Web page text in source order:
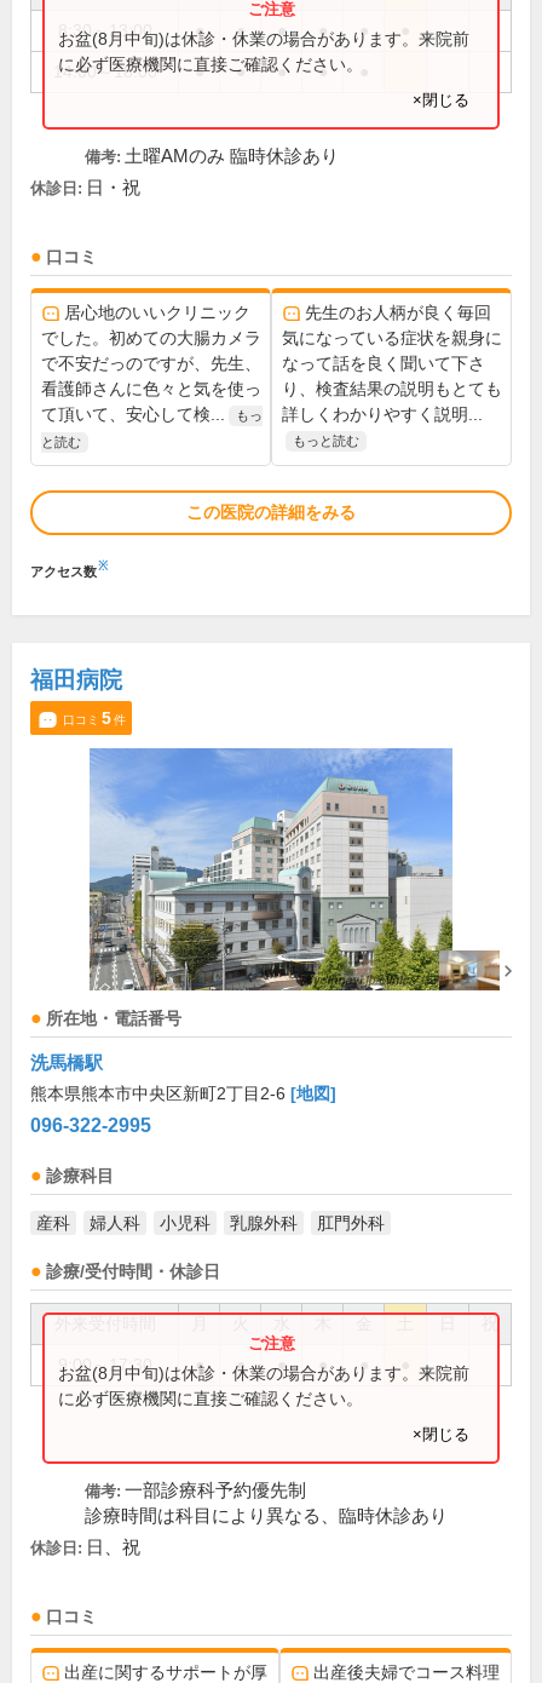
8:30～13:00 ● ● ● ● ●
14:00～18:00 ● ● ● ●
お盆(8月中旬)は休診・休業の場合があります。来院前
に必ず医療機関に直接ご確認ください。
×閉じる
備考: 土曜AMのみ 臨時休診あり
休診日: 日・祝
口コミ
居心地のいいクリニック
でした。初めての大腸カメラ
で不安だっのですが、先生、
看護師さんに色々と気を使っ
て頂いて、安心して検...
もっ
と読む
先生のお人柄が良く毎回
気になっている症状を親身に
なって話を良く聞いて下さ
り、検査結果の説明もとても
詳しくわかりやすく説明...
もっと読む
この医院の詳細をみる
アクセス数※
福田病院
口コミ 5件
所在地・電話番号
洗馬橋駅
熊本県熊本市中央区新町2丁目2-6 [地図]
096-322-2995
診療科目
産科 婦人科 小児科 乳腺外科 肛門外科
診療/受付時間・休診日
祝
9:00～17:30 ● ● ● ● ●
お盆(8月中旬)は休診・休業の場合があります。来院前
に必ず医療機関に直接ご確認ください。
×閉じる
備考: 一部診療科予約優先制
診療時間は科目により異なる、臨時休診あり
休診日: 日、祝
口コミ
出産に関するサポートが厚
出産後夫婦でコース料理